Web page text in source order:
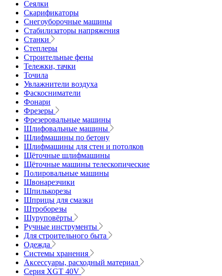
Сеялки
Скарификаторы
Снегоуборочные машины
Стабилизаторы напряжения
Станки
Степлеры
Строительные фены
Тележки, тачки
Точила
Увлажнители воздуха
Фаскосниматели
Фонари
Фрезеры
Фрезеровальные машины
Шлифовальные машины
Шлифмашины по бетону
Шлифмашины для стен и потолков
Щёточные шлифмашины
Щёточные машины телескопические
Полировальные машины
Швонарезчики
Шпилькорезы
Шприцы для смазки
Штроборезы
Шуруповёрты
Ручные инструменты
Для строительного быта
Одежда
Системы хранения
Аксессуары, расходный материал
Серия XGT 40V